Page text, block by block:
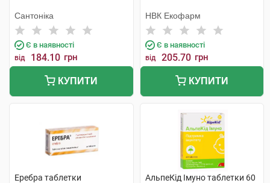
Сантоніка
Є в наявності
від 184.10 грн
КУПИТИ
НВК Екофарм
Є в наявності
від 205.70 грн
КУПИТИ
Еребра таблетки
АльпеКід Імуно таблетки 60